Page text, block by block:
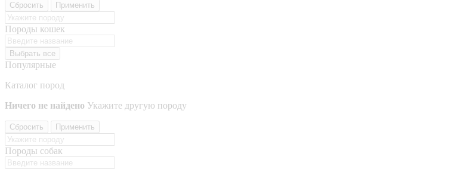
Сбросить Применить
Породы кошек
Выбрать все
Популярные
Каталог пород
Ничего не найдено Укажите другую породу
Сбросить Применить
Породы собак